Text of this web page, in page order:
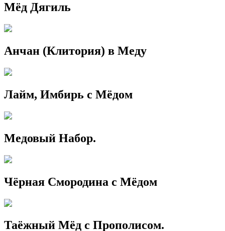
Мёд Дягиль
Анчан (Клитория) в Меду
Лайм, Имбирь с Мёдом
Медовый Набор.
Чёрная Смородина с Мёдом
Таёжный Мёд с Прополисом.